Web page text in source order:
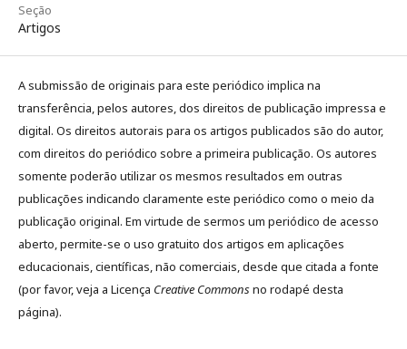
Seção
Artigos
A submissão de originais para este periódico implica na
transferência, pelos autores, dos direitos de publicação impressa e
digital. Os direitos autorais para os artigos publicados são do autor,
com direitos do periódico sobre a primeira publicação. Os autores
somente poderão utilizar os mesmos resultados em outras
publicações indicando claramente este periódico como o meio da
publicação original. Em virtude de sermos um periódico de acesso
aberto, permite-se o uso gratuito dos artigos em aplicações
educacionais, científicas, não comerciais, desde que citada a fonte
(por favor, veja a Licença Creative Commonsno rodapé desta
página).